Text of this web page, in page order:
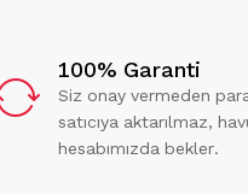
100% Garanti
Siz onay vermeden
satıcıya aktarılmaz,
hesabımızda bekler.